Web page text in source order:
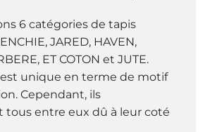
6 catégories de tapis
JARED, HAVEN,
ET COTON et JUTE.
unique en terme de motif
Cependant, ils
tous entre eux dû à leur coté